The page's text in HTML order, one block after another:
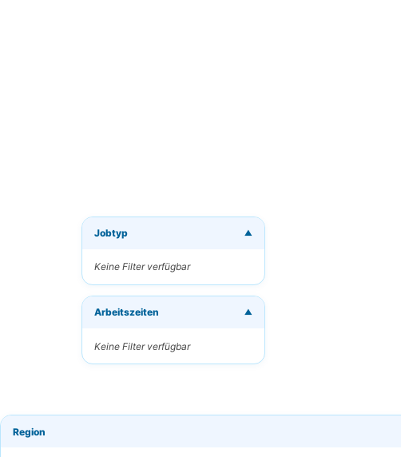
Jobtyp ▼
Keine Filter verfügbar
Arbeitszeiten ▼
Keine Filter verfügbar
Region